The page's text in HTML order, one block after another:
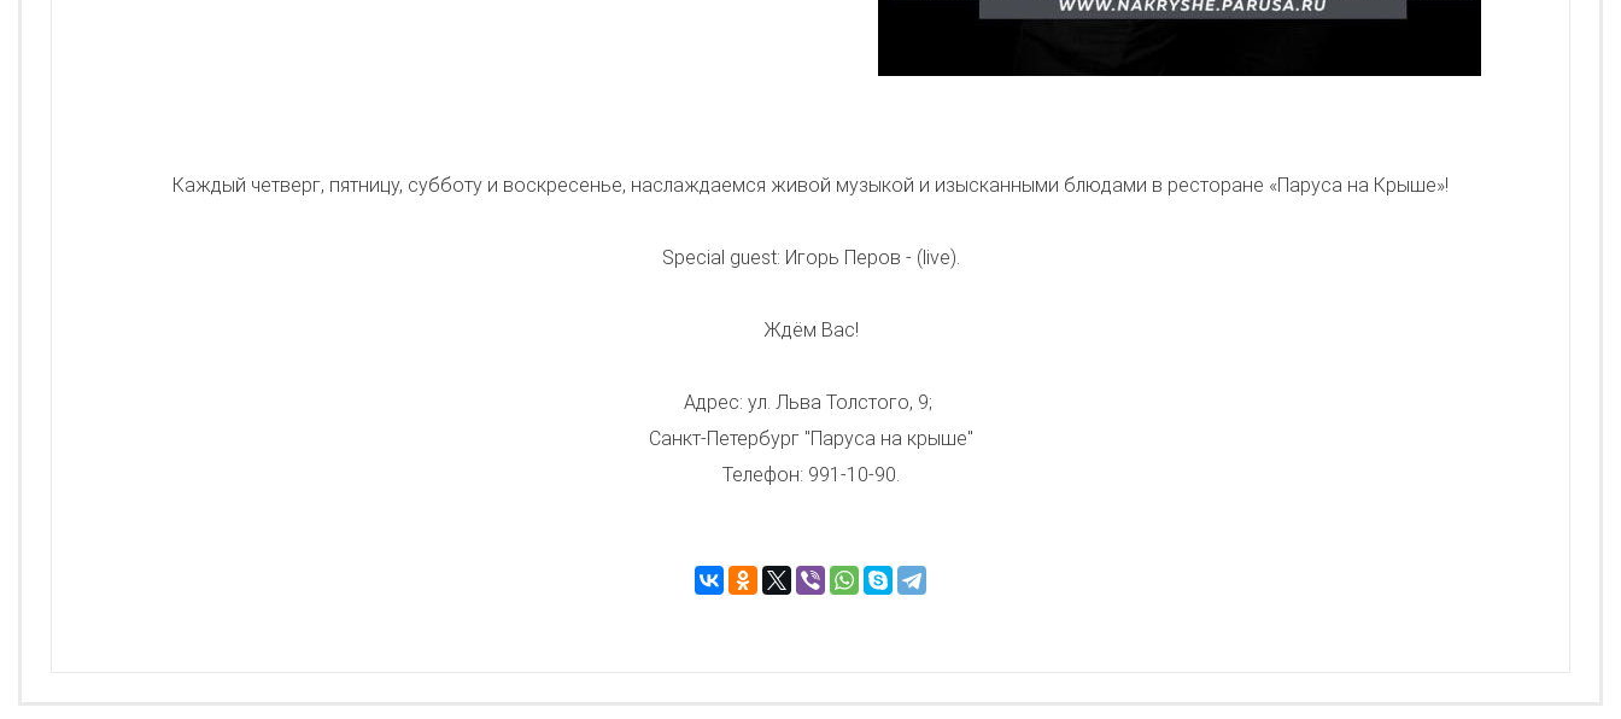
Каждый четверг, пятницу, субботу и воскресенье, наслаждаемся живой музыкой и изысканными блюдами в ресторане «Паруса на Крыше»!
Special guest: Игорь Перов - (live).
Ждём Вас!
Адрес: ул. Льва Толстого, 9;
Санкт-Петербург "Паруса на крыше"
Телефон: 991-10-90.